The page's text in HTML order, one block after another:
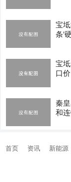
宝
条‘
宝
口价
秦
和
首页 资讯 新能源